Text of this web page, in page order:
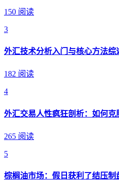
150 阅读
3
外汇技术分析入门与核心方法综
182 阅读
4
外汇交易人性疯狂剖析：如何克
265 阅读
5
棕榈油市场：假日获利了结压制